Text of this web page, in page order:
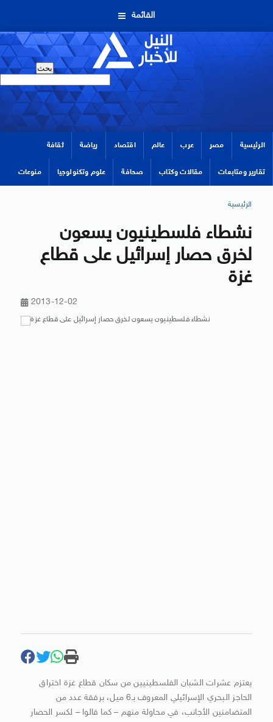
القائمة
الرئيسية مصر عرب عالم اقتصاد رياضة ثقافة
تقارير ومتابعات مقالات وكتاب صحافة علوم وتكنولوجيا منوعات
الرئيسية
نشطاء فلسطينيون يسعون
لخرق حصار إسرائيل على قطاع
غزة
2013-12-02
يعتزم عشرات الشبان الفلسطينيين من سكان قطاع غزة اختراق
الحاجز البحري الإسرائيلي المعروف بـ6 ميل، برفقة عدد من
المتضامنين الأجانب، في محاولة منهم – كما قالوا – لكسر الحصار